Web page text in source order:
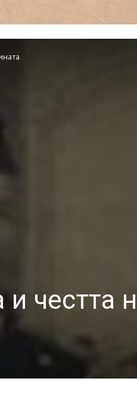
и честта